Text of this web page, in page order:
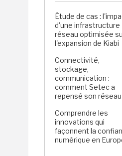
Étude de cas :
d'une infrastructure
réseau optimisée
l'expansion de Kiabi
Connectivité,
stockage,
communication :
comment Setec a
repensé son réseau
Comprendre les
innovations qui
façonnent la
numérique en